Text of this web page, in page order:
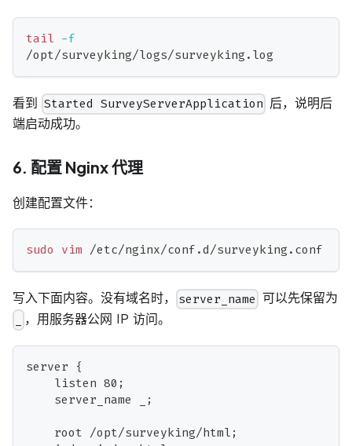
tail -f
/opt/surveyking/logs/surveyking.log
看到 Started SurveyServerApplication 后，说明后
端启动成功。
6. 配置 Nginx 代理
创建配置文件：
sudo vim /etc/nginx/conf.d/surveyking.conf
写入下面内容。没有域名时， server_name 可以先保留为
，用服务器公网 IP 访问。
server {
    listen 80;
    server_name _;
    root /opt/surveyking/html;